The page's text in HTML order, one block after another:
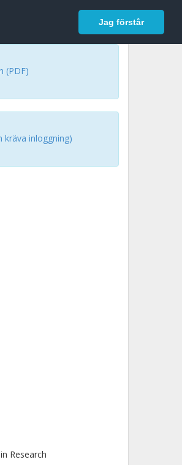
Jag förstår
Logga in
(PDF)
kräva inloggning)
Research